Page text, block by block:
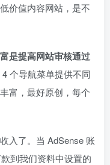
价值内容网站，是不
是提高网站审核通过
个导航菜单提供不同
富，最好原创，每个
入了。当 AdSense 账
到我们资料中设置的